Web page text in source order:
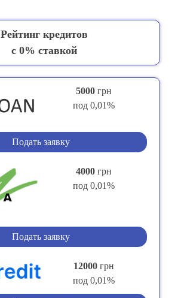
Рейтинг кредитов
с 0% ставкой
5000 грн
под 0,01%
Подать заявку
4000 грн
под 0,01%
Подать заявку
12000 грн
под 0,01%